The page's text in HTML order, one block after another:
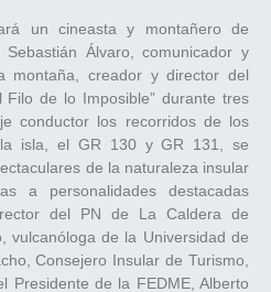
un cineasta y montañero de
Álvaro, comunicador y
montaña, creador y director del
Filo de lo Imposible” durante tres
conductor los recorridos de los
isla, el GR 130 y GR 131, se
de la naturaleza insular
a personalidades destacadas
del PN de La Caldera de
vulcanóloga de la Universidad de
Consejero Insular de Turismo,
Presidente de la FEDME, Alberto